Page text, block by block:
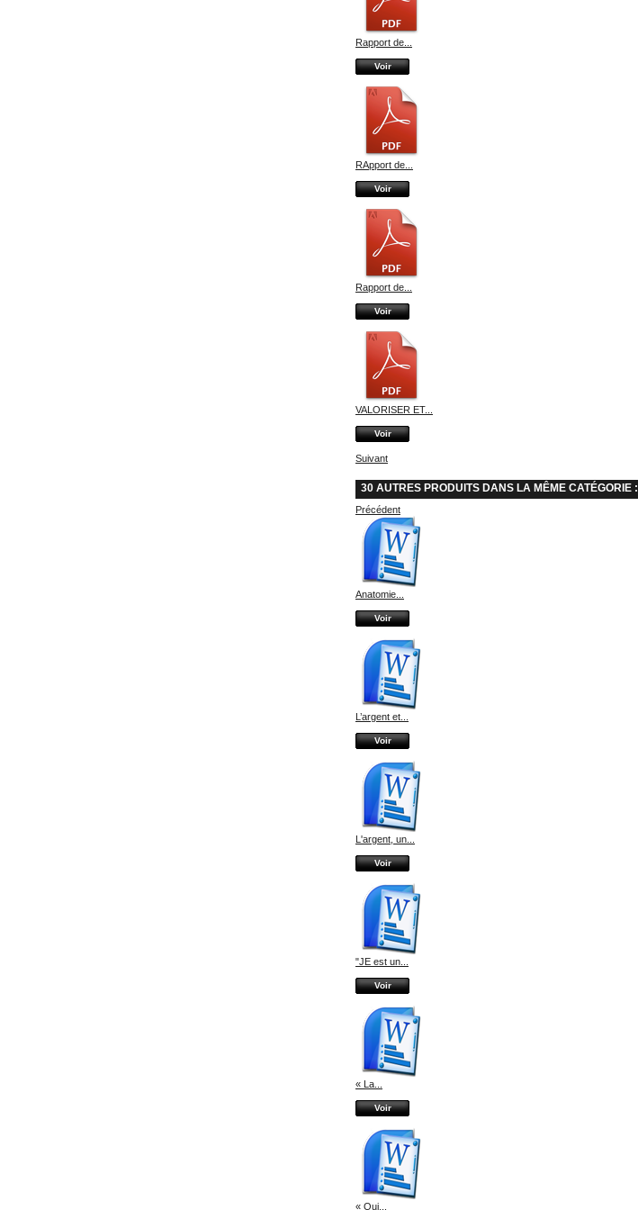
Rapport de...
Voir
RApport de...
Voir
Rapport de...
Voir
VALORISER ET...
Voir
Suivant
30 AUTRES PRODUITS DANS LA MÊME CATÉGORIE :
Précédent
Anatomie...
Voir
L’argent et...
Voir
L'argent, un...
Voir
"JE est un...
Voir
« La...
Voir
« Qui...